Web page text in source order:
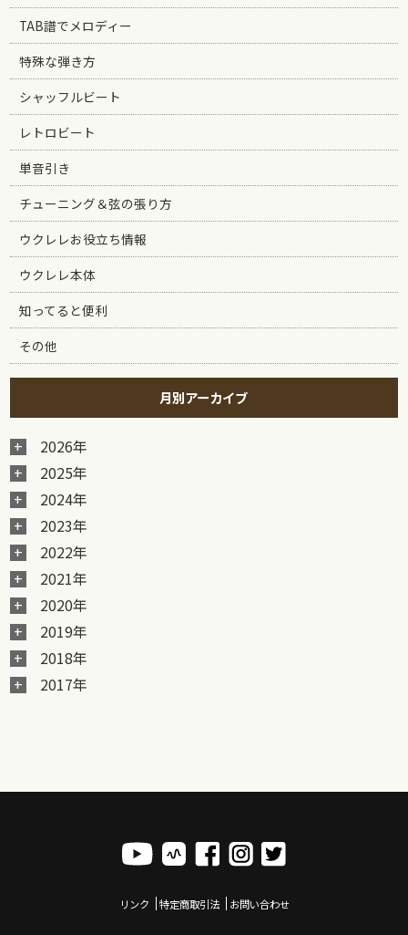
TAB譜でメロディー
特殊な弾き方
シャッフルビート
レトロビート
単音引き
チューニング＆弦の張り方
ウクレレお役立ち情報
ウクレレ本体
知ってると便利
その他
月別アーカイブ
2026年
2025年
2024年
2023年
2022年
2021年
2020年
2019年
2018年
2017年
リンク 特定商取引法 お問い合わせ